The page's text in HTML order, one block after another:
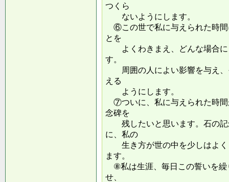
つくら
ないようにします。
⑥この世で私に与えられた時間
とを
よくわきまえ、どんな場合に
す。
周囲の人によい影響を与え、
える
ようにします。
⑦ついに、私に与えられた時間
念碑を
残したいと思います。石の記
に、私の
生き方が世の中を少しはよく
ます。
⑧私は生涯、毎日この誓いを繰
せ、